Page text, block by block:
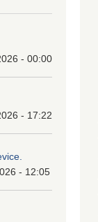
- 00:00
- 17:22
- 12:05